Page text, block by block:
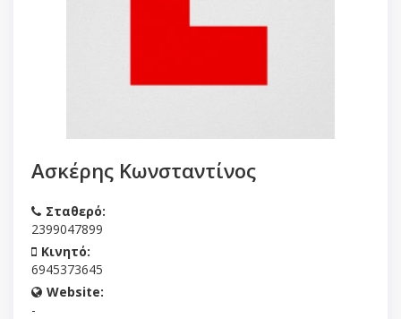
Ασκέρης Κωνσταντίνος
Σταθερό:
2399047899
Κινητό:
6945373645
Website:
-